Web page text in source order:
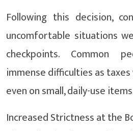
Following this decision,
uncomfortable situations
checkpoints. Common
immense difficulties as
even on small, daily-use
Increased Strictness at the